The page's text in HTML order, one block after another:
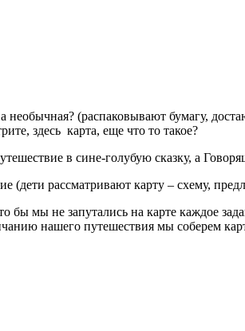
(распаковывают бумагу,
здесь карта, еще что то такое?
в сине-голубую сказку, а
(дети рассматривают карту – схему,
бы мы не запутались на карте каждое
нашего путешествия мы соберем